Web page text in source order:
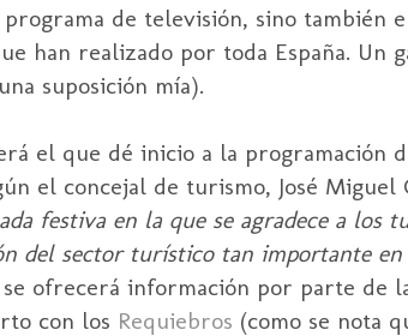
programa de televisión, sino también
han realizado por toda España. Un
suposición mía).
el que dé inicio a la programación
el concejal de turismo, José
festiva en la que se agradece a los
del sector turístico tan importante
ofrecerá información por parte de
con los Requiebros (como se nota